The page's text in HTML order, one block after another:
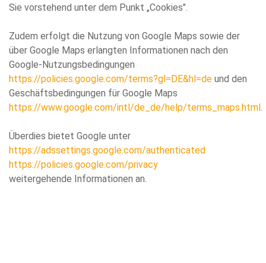
Sie vorstehend unter dem Punkt „Cookies".
Zudem erfolgt die Nutzung von Google Maps sowie der
über Google Maps erlangten Informationen nach den
Google-Nutzungsbedingungen
https://policies.google.com/terms?gl=DE&hl=de und den
Geschäftsbedingungen für Google Maps
https://www.google.com/intl/de_de/help/terms_maps.html .
Überdies bietet Google unter
https://adssettings.google.com/authenticated
https://policies.google.com/privacy
weitergehende Informationen an.